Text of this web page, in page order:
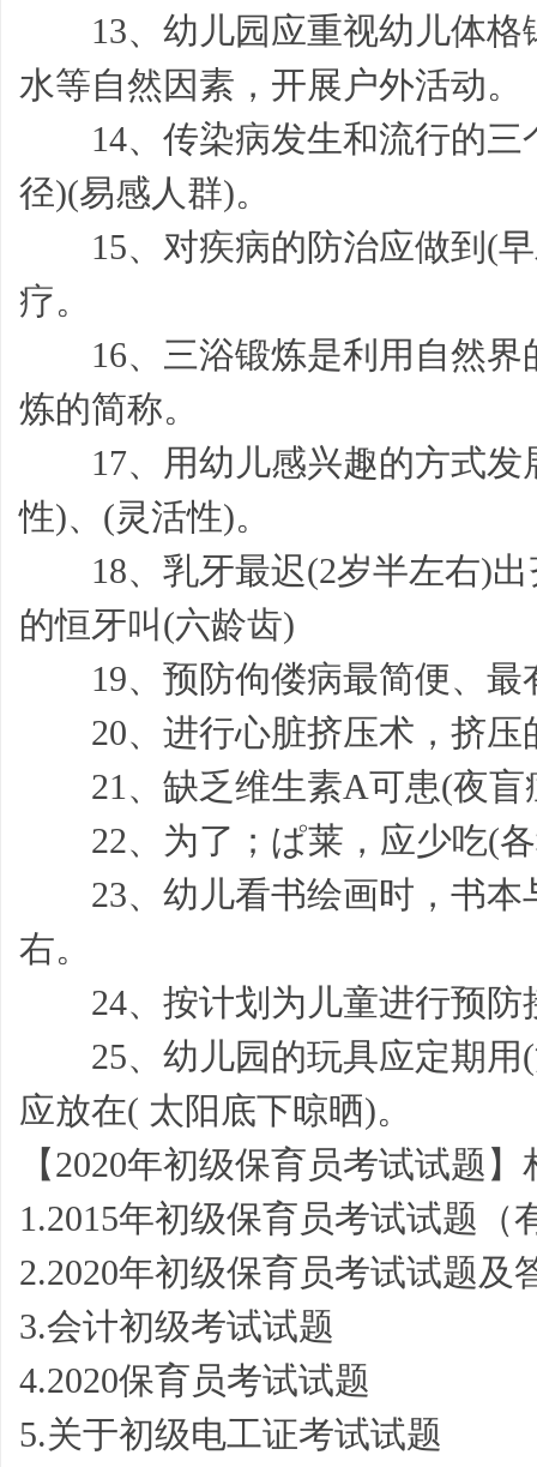
13、幼儿园应重视幼儿体格
水等自然因素，开展户外活动。
14、传染病发生和流行的三
径)(易感人群)。
15、对疾病的防治应做到(早
疗。
16、三浴锻炼是利用自然界
炼的简称。
17、用幼儿感兴趣的方式发
性)、(灵活性)。
18、乳牙最迟(2岁半左右)出
的恒牙叫(六龄齿)
19、预防佝偻病最简便、最
20、进行心脏挤压术，挤压
21、缺乏维生素A可患(夜盲
22、为了；ぱ莱，应少吃(各
23、幼儿看书绘画时，书本
右。
24、按计划为儿童进行预防
25、幼儿园的玩具应定期用(
应放在( 太阳底下晾晒)。
【2020年初级保育员考试试题
1.2015年初级保育员考试试题（
2.2020年初级保育员考试试题及
3.会计初级考试试题
4.2020保育员考试试题
5.关于初级电工证考试试题